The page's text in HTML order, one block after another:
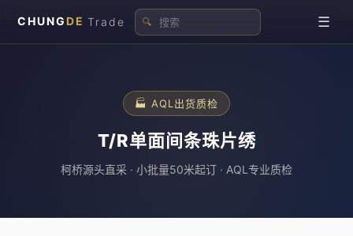
CHUNG DE Trade 🔍 ☰
🏭 AQL出货质检
T/R单面间条珠片绣
柯桥源头直采 · 小批量50米起订 · AQL专业质检